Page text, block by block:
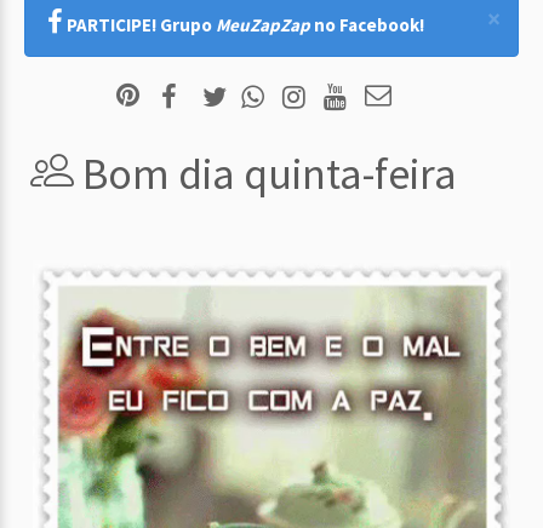
×
PARTICIPE! Grupo MeuZapZap no Facebook!
Bom dia quinta-feira